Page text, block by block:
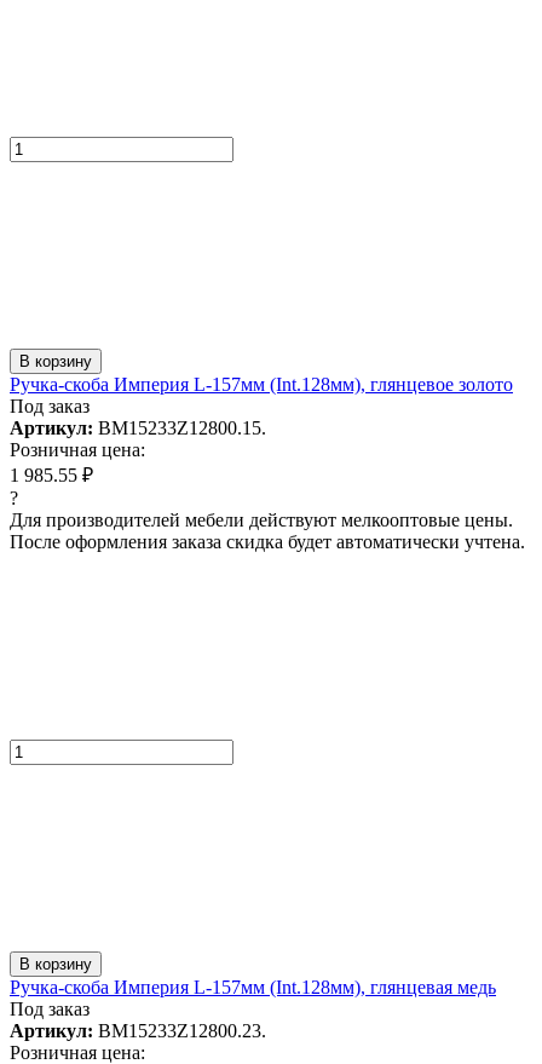
В корзину
Ручка-скоба Империя L-157мм (Int.128мм), глянцевое золото
Под заказ
Артикул: BM15233Z12800.15.
Розничная цена:
1 985.55 ₽
?
Для производителей мебели действуют мелкооптовые цены.
После оформления заказа скидка будет автоматически учтена.
В корзину
Ручка-скоба Империя L-157мм (Int.128мм), глянцевая медь
Под заказ
Артикул: BM15233Z12800.23.
Розничная цена: